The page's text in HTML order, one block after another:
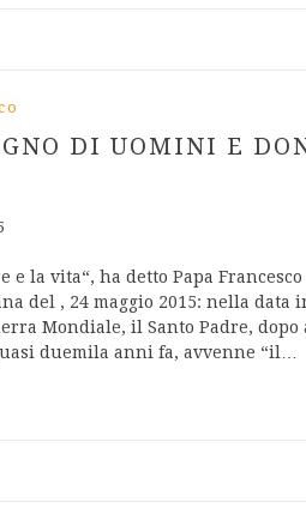
DI UOMINI E
e la vita“, ha detto Papa
del , 24 maggio 2015: nella
Mondiale, il Santo Padre,
duemila anni fa, avvenne “il…